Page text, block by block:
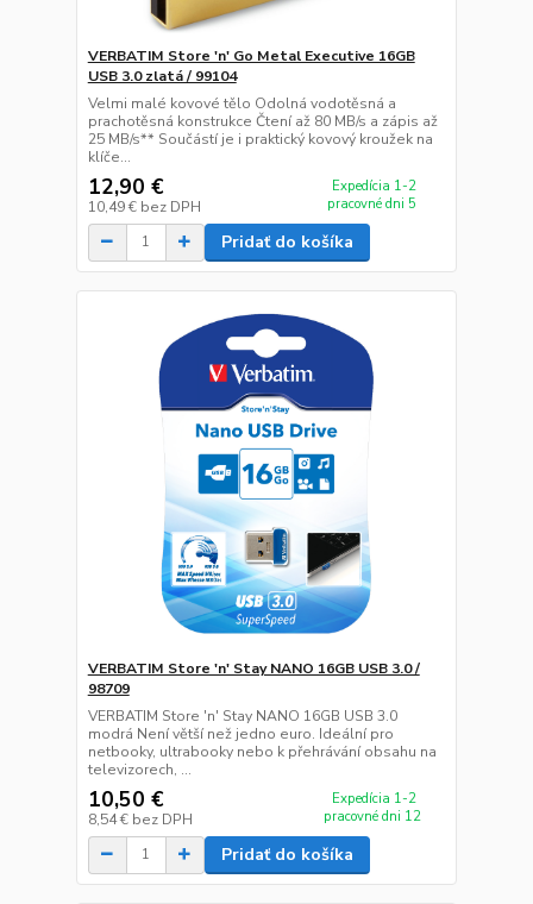
VERBATIM Store 'n' Go Metal Executive 16GB
USB 3.0 zlatá / 99104
Velmi malé kovové tělo Odolná vodotěsná a
prachotěsná konstrukce Čtení až 80 MB/s a zápis až
25 MB/s** Součástí je i praktický kovový kroužek na
klíče...
12,90 €
10,49 € bez DPH
Expedícia 1-2
pracovné dni 5
Pridať do košíka
VERBATIM Store 'n' Stay NANO 16GB USB 3.0 /
98709
VERBATIM Store 'n' Stay NANO 16GB USB 3.0
modrá Není větší než jedno euro. Ideální pro
netbooky, ultrabooky nebo k přehrávání obsahu na
televizorech, ...
10,50 €
8,54 € bez DPH
Expedícia 1-2
pracovné dni 12
Pridať do košíka